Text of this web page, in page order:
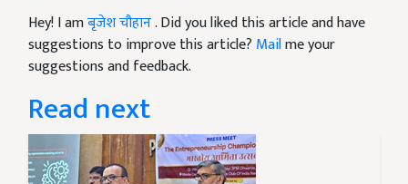
Hey! I amबृजेश चौहान. Did you liked this article and have
suggestions to improve this article? Mailme your
suggestions and feedback.
Read next